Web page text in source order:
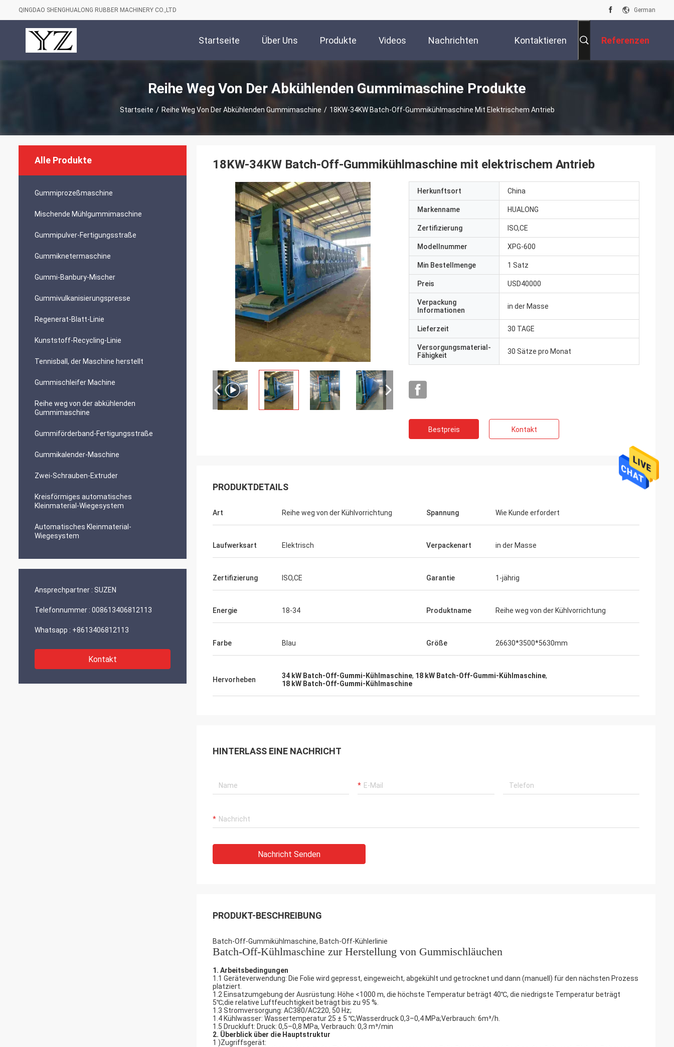
QINGDAO SHENGHUALONG RUBBER MACHINERY CO.,LTD German
Startseite Über Uns Produkte Videos Nachrichten Kontaktieren Referenzen
Reihe Weg Von Der Abkühlenden Gummimaschine Produkte
Startseite / Reihe Weg Von Der Abkühlenden Gummimaschine / 18KW-34KW Batch-Off-Gummikühlmaschine Mit Elektrischem Antrieb
Alle Produkte
Gummiprozeßmaschine
Mischende Mühlgummimaschine
Gummipulver-Fertigungsstraße
Gummiknetermaschine
Gummi-Banbury-Mischer
Gummivulkanisierungspresse
Regenerat-Blatt-Linie
Kunststoff-Recycling-Linie
Tennisball, der Maschine herstellt
Gummischleifer Machine
Reihe weg von der abkühlenden
Gummimaschine
Gummiförderband-Fertigungsstraße
Gummikalender-Maschine
Zwei-Schrauben-Extruder
Kreisförmiges automatisches
Kleinmaterial-Wiegesystem
Automatisches Kleinmaterial-
Wiegesystem
Ansprechpartner : SUZEN
Telefonnummer : 008613406812113
Whatsapp : +8613406812113
Kontakt
18KW-34KW Batch-Off-Gummikühlmaschine mit elektrischem Antrieb
Herkunftsort China
Markenname HUALONG
Zertifizierung ISO,CE
Modellnummer XPG-600
Min Bestellmenge 1 Satz
Preis USD40000
Verpackung
Informationen
in der Masse
Lieferzeit 30 TAGE
Versorgungsmaterial-
Fähigkeit
30 Sätze pro Monat
Bestpreis Kontakt
PRODUKTDETAILS
Art Reihe weg von der Kühlvorrichtung Spannung Wie Kunde erfordert
Laufwerksart Elektrisch Verpackenart in der Masse
Zertifizierung ISO,CE Garantie 1-jährig
Energie 18-34 Produktname Reihe weg von der Kühlvorrichtung
Farbe Blau Größe 26630*3500*5630mm
Hervorheben 34 kW Batch-Off-Gummi-Kühlmaschine, 18 kW Batch-Off-Gummi-Kühlmaschine,
18 kW Batch-Off-Gummi-Kühlmaschine
HINTERLASS EINE NACHRICHT
Nachricht Senden
PRODUKT-BESCHREIBUNG
Batch-Off-Gummikühlmaschine, Batch-Off-Kühlerlinie
Batch-Off-Kühlmaschine zur Herstellung von Gummischläuchen
1. Arbeitsbedingungen
1.1 Geräteverwendung: Die Folie wird gepresst, eingeweicht, abgekühlt und getrocknet und dann (manuell) für den nächsten Prozess
platziert.
1.2 Einsatzumgebung der Ausrüstung: Höhe <1000 m, die höchste Temperatur beträgt 40℃, die niedrigste Temperatur beträgt
5℃;die relative Luftfeuchtigkeit beträgt bis zu 95 %.
1.3 Stromversorgung: AC380/AC220, 50 Hz;
1.4 Kühlwasser: Wassertemperatur 25 ± 5 ℃;Wasserdruck 0,3–0,4 MPa;Verbrauch: 6m³/h.
1.5 Druckluft: Druck: 0,5–0,8 MPa, Verbrauch: 0,3 m³/min
2. Überblick über die Hauptstruktur
1 )Zugriffsgerät: